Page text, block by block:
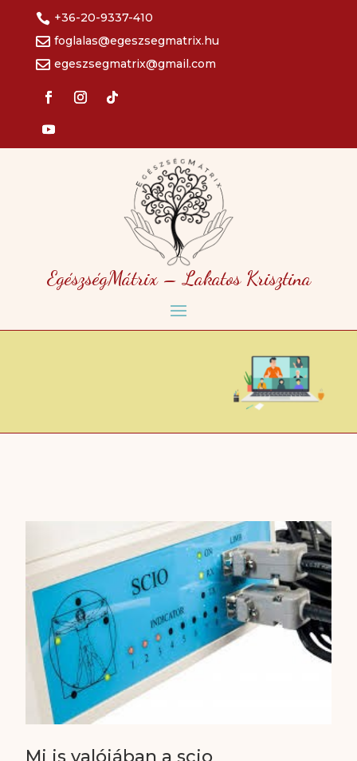
 +36-20-9337-410
 foglalas@egeszsegmatrix.hu
 egeszsegmatrix@gmail.com
EgészségMátrix – Lakatos Krisztina
Mi is valójában a scio